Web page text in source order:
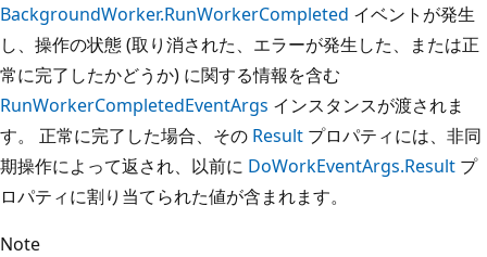
BackgroundWorker.RunWorkerCompleted イベントが発生
し、操作の状態 (取り消された、エラーが発生した、または正
常に完了したかどうか) に関する情報を含む
RunWorkerCompletedEventArgs インスタンスが渡されま
す。 正常に完了した場合、その Result プロパティには、非同
期操作によって返され、以前に DoWorkEventArgs.Result プ
ロパティに割り当てられた値が含まれます。
Note